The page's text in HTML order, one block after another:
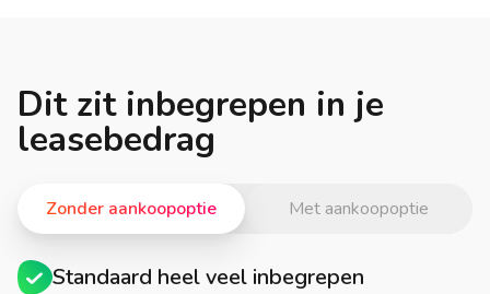
Dit zit inbegrepen in je
leasebedrag
Met aankoopoptie
Zonder aankoopoptie
Standaard heel veel inbegrepen